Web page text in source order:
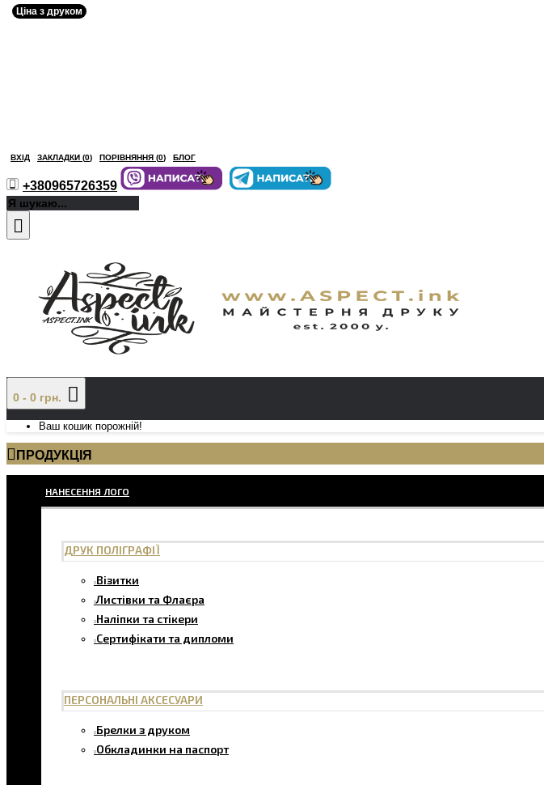
ВХІД ЗАКЛАДКИ (0) ПОРІВНЯННЯ (0) БЛОГ
+380965726359
0 - 0 грн.
Ваш кошик порожній!
ПРОДУКЦІЯ
НАНЕСЕННЯ ЛОГО
ДРУК ПОЛІГРАФІЇ
Візитки
Листівки та Флаєра
Наліпки та стікери
Сертифікати та дипломи
ПЕРСОНАЛЬНІ АКСЕСУАРИ
Брелки з друком
Обкладинки на паспорт
Ціна з друком